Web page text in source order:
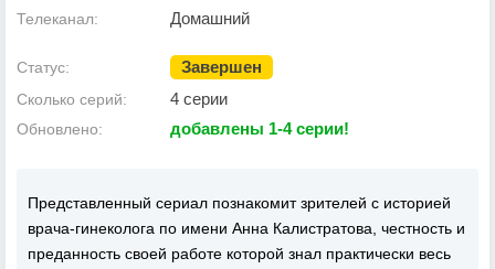
Телеканал: Домашний
Статус: Завершен
Сколько серий: 4 серии
Обновлено: добавлены 1-4 серии!
Представленный сериал познакомит зрителей с историей
врача-гинеколога по имени Анна Калистратова, честность и
преданность своей работе которой знал практически весь